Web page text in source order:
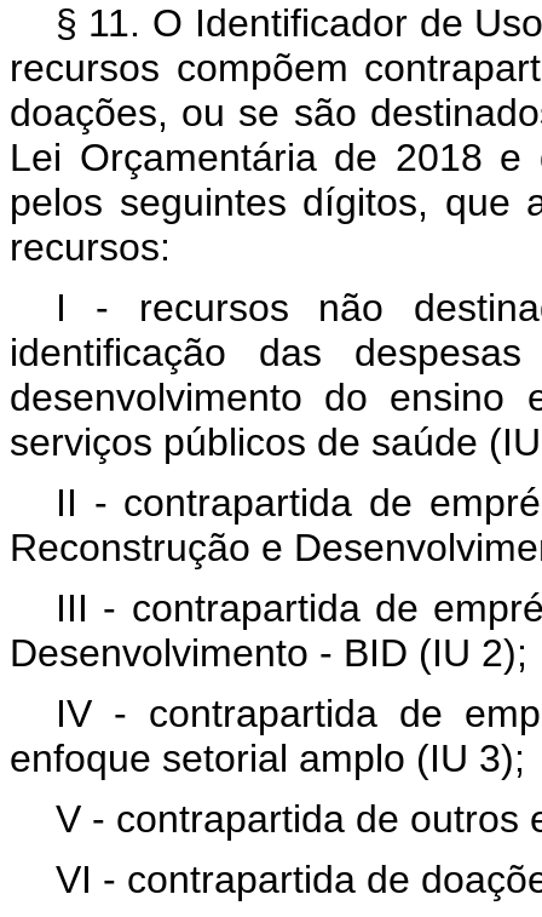
§ 11. O Identificador de
recursos compõem
doações, ou se são
Lei Orçamentária de 2018
pelos seguintes dígitos, que
recursos:
I - recursos não
identificação das
desenvolvimento do
serviços públicos de saúde
II - contrapartida de
Reconstrução e
III - contrapartida de
Desenvolvimento - BID (IU 2);
IV - contrapartida de
enfoque setorial amplo (IU 3);
V - contrapartida de outros
VI - contrapartida de